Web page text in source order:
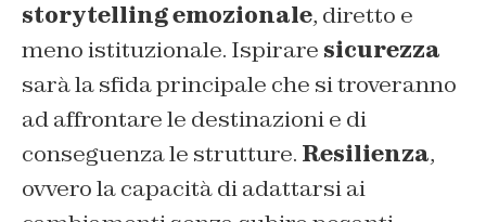
storytelling emozionale, diretto e
meno istituzionale. Ispirare sicurezza
sarà la sfida principale che si troveranno
ad affrontare le destinazioni e di
conseguenza le strutture. Resilienza,
ovvero la capacità di adattarsi ai